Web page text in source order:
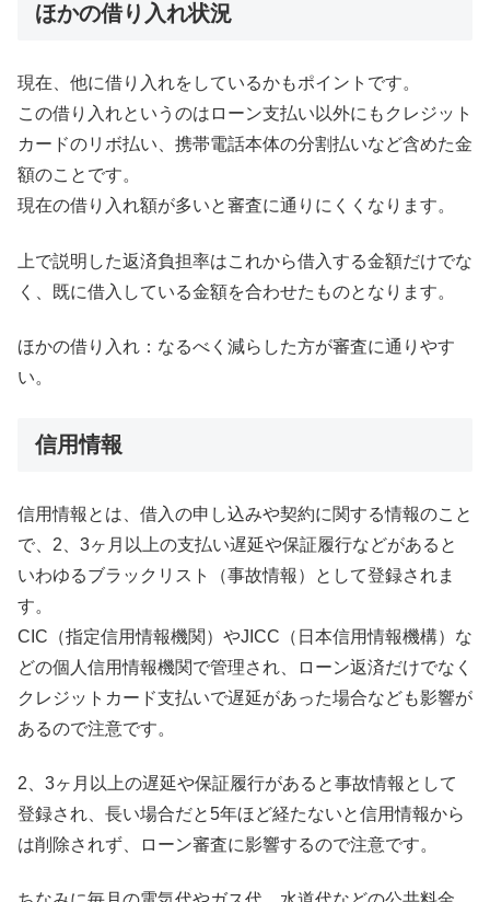
ほかの借り入れ状況
現在、他に借り入れをしているかもポイントです。
この借り入れというのはローン支払い以外にもクレジット
カードのリボ払い、携帯電話本体の分割払いなど含めた金
額のことです。
現在の借り入れ額が多いと審査に通りにくくなります。
上で説明した返済負担率はこれから借入する金額だけでな
く、既に借入している金額を合わせたものとなります。
ほかの借り入れ：なるべく減らした方が審査に通りやす
い。
信用情報
信用情報とは、借入の申し込みや契約に関する情報のこと
で、2、3ヶ月以上の支払い遅延や保証履行などがあると
いわゆるブラックリスト（事故情報）として登録されま
す。
CIC（指定信用情報機関）やJICC（日本信用情報機構）な
どの個人信用情報機関で管理され、ローン返済だけでなく
クレジットカード支払いで遅延があった場合なども影響が
あるので注意です。
2、3ヶ月以上の遅延や保証履行があると事故情報として
登録され、長い場合だと5年ほど経たないと信用情報から
は削除されず、ローン審査に影響するので注意です。